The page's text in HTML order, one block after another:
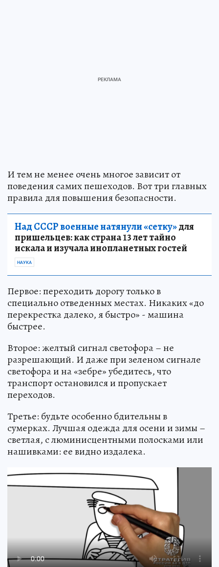
И тем не менее очень многое зависит от
поведения самих пешеходов. Вот три главных
правила для повышения безопасности.
Над СССР военные натянули «сетку»для
пришельцев: как страна 13 лет тайно
искала и изучала инопланетных гостей
НАУКА
Первое: переходить дорогу только в
специально отведенных местах. Никаких «до
перекрестка далеко, я быстро» - машина
быстрее.
Второе: желтый сигнал светофора – не
разрешающий. И даже при зеленом сигнале
светофора и на «зебре» убедитесь, что
транспорт остановился и пропускает
переходов.
Третье: будьте особенно бдительны в
сумерках. Лучшая одежда для осени и зимы –
светлая, с люминисцентными полосками или
нашивками: ее видно издалека.